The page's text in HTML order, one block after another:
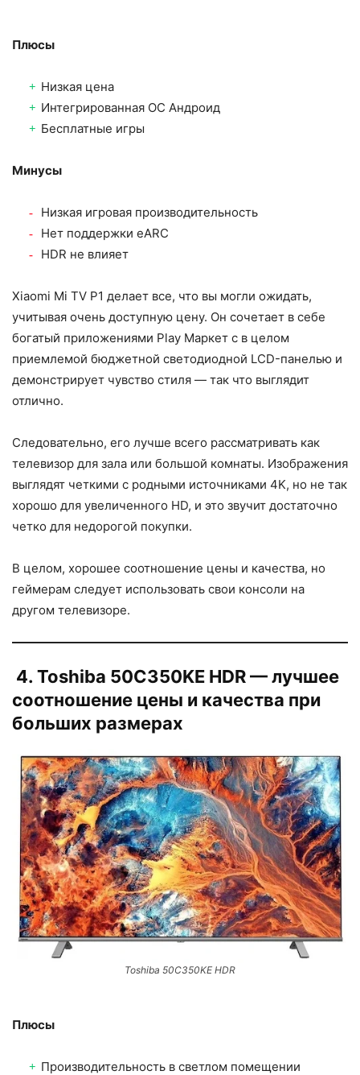
Плюсы
Низкая цена
Интегрированная ОС Андроид
Бесплатные игры
Минусы
Низкая игровая производительность
Нет поддержки eARC
HDR не влияет
Xiaomi Mi TV P1 делает все, что вы могли ожидать,
учитывая очень доступную цену. Он сочетает в себе
богатый приложениями Play Маркет с в целом
приемлемой бюджетной светодиодной LCD-панелью и
демонстрирует чувство стиля — так что выглядит
отлично.
Следовательно, его лучше всего рассматривать как
телевизор для зала или большой комнаты. Изображения
выглядят четкими с родными источниками 4K, но не так
хорошо для увеличенного HD, и это звучит достаточно
четко для недорогой покупки.
В целом, хорошее соотношение цены и качества, но
геймерам следует использовать свои консоли на
другом телевизоре.
4. Toshiba 50C350KE HDR — лучшее
соотношение цены и качества при
больших размерах
Toshiba 50C350KE HDR
Плюсы
Производительность в светлом помещении